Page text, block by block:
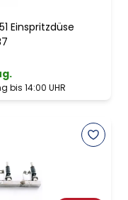
Einspritzdüse
bis 14:00 UHR